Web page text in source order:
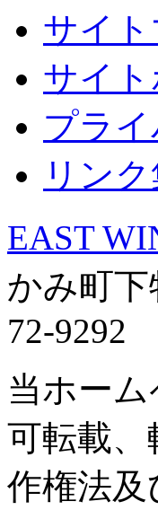
サイ
サイ
プラ
リン
EAST
かみ町
72-9292
当ホー
可転載
作権法